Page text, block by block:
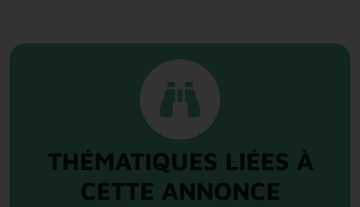
THÉMATIQUES LIÉES À
CETTE ANNONCE